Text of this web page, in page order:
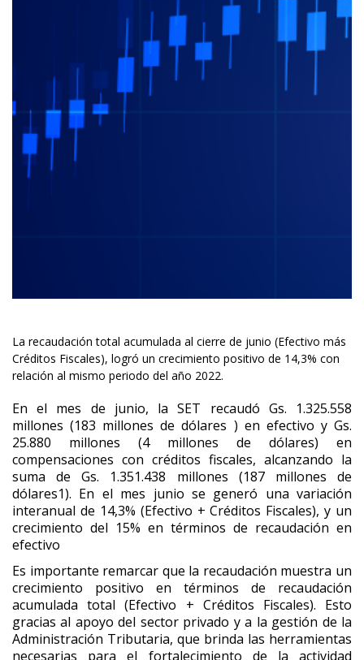
La recaudación total acumulada al cierre de junio (Efectivo más
Créditos Fiscales), logró un crecimiento positivo de 14,3% con
relación al mismo periodo del año 2022.
En el mes de junio, la SET recaudó Gs. 1.325.558
millones (183 millones de dólares ) en efectivo y Gs.
25.880 millones (4 millones de dólares) en
compensaciones con créditos fiscales, alcanzando la
suma de Gs. 1.351.438 millones (187 millones de
dólares1). En el mes junio se generó una variación
interanual de 14,3% (Efectivo + Créditos Fiscales), y un
crecimiento del 15% en términos de recaudación en
efectivo
Es importante remarcar que la recaudación muestra un
crecimiento positivo en términos de recaudación
acumulada total (Efectivo + Créditos Fiscales). Esto
gracias al apoyo del sector privado y a la gestión de la
Administración Tributaria, que brinda las herramientas
necesarias para el fortalecimiento de la actividad